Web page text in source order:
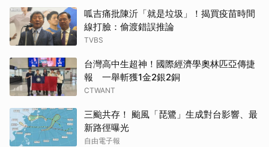
呱吉痛批陳沂「就是垃圾」！揭買疫苗時間
線打臉：偷渡錯誤推論
TVBS
台灣高中生超神！國際經濟學奧林匹亞傳捷
報 一舉斬獲1金2銀2銅
CTWANT
三颱共存！ 颱風「琵鷺」生成對台影響、最
新路徑曝光
自由電子報